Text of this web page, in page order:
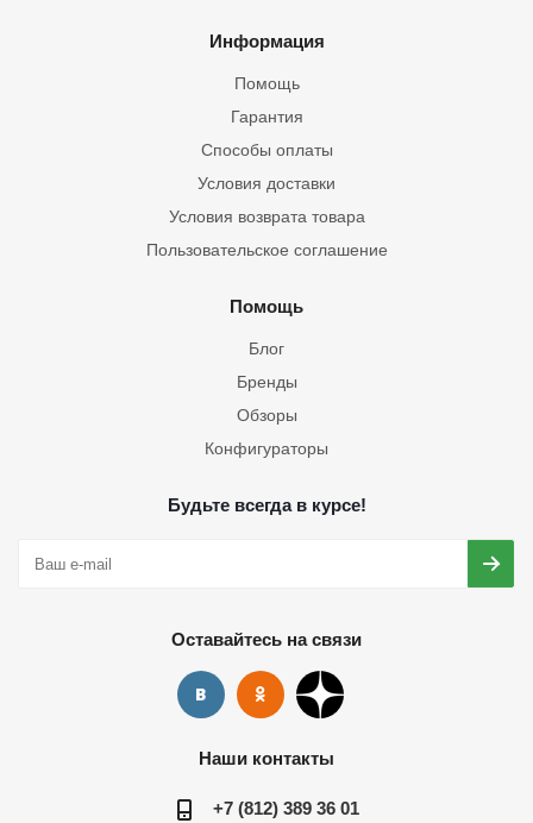
Информация
Помощь
Гарантия
Способы оплаты
Условия доставки
Условия возврата товара
Пользовательское соглашение
Помощь
Блог
Бренды
Обзоры
Конфигураторы
Будьте всегда в курсе!
Оставайтесь на связи
Наши контакты
+7 (812) 389 36 01